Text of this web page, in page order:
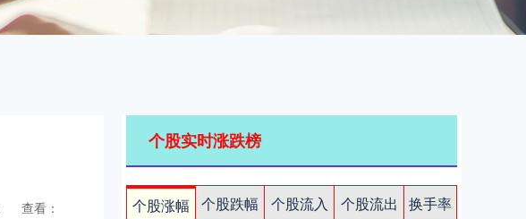
查看：
个股实时涨跌榜
个股涨幅 个股跌幅 个股流入 个股流出
换手率